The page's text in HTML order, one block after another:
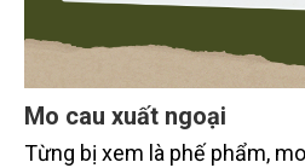
Mo cau xuất ngoại
Từng bị xem là phế phẩm,